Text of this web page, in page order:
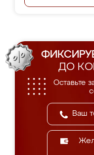
ДО
Оставьте